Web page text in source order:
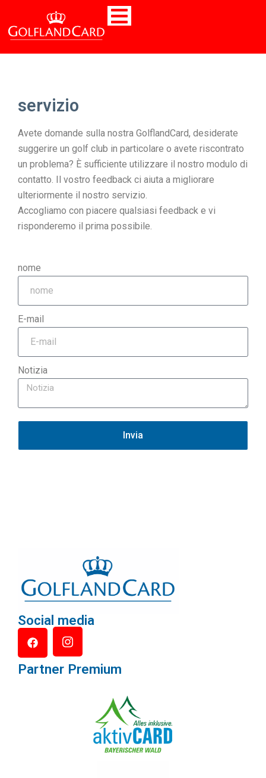
servizio
Avete domande sulla nostra GolflandCard, desiderate
suggerire un golf club in particolare o avete riscontrato
un problema? È sufficiente utilizzare il nostro modulo di
contatto. Il vostro feedback ci aiuta a migliorare
ulteriormente il nostro servizio.
Accogliamo con piacere qualsiasi feedback e vi
risponderemo il prima possibile.
nome
E-mail
Notizia
Invia
Social media
Partner Premium